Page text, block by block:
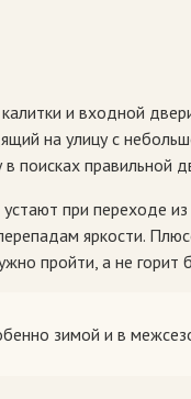
и входной
на улицу с
поисках правильной
при переходе
яркости.
пройти, а не горит
зимой и в